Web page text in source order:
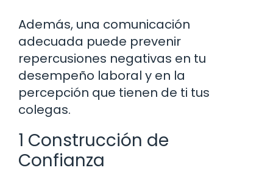
Además, una comunicación
adecuada puede prevenir
repercusiones negativas en tu
desempeño laboral y en la
percepción que tienen de ti tus
colegas.
1 Construcción de
Confianza